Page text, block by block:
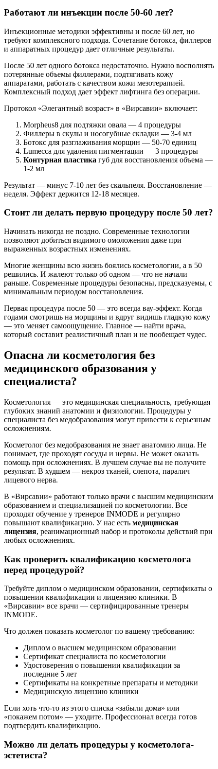
Работают ли инъекции после 50-60 лет?
Инъекционные методики эффективны и после 60 лет, но
требуют комплексного подхода. Сочетание ботокса, филлеров
и аппаратных процедур дает отличные результаты.
После 50 лет одного ботокса недостаточно. Нужно восполнять
потерянные объемы филлерами, подтягивать кожу
аппаратами, работать с качеством кожи мезотерапией.
Комплексный подход дает эффект лифтинга без операции.
Протокол «Элегантный возраст» в «Вирсавии» включает:
Morpheus8 для подтяжки овала — 4 процедуры
Филлеры в скулы и носогубные складки — 3-4 мл
Ботокс для разглаживания морщин — 50-70 единиц
Lumecca для удаления пигментации — 3 процедуры
Контурная пластика губ для восстановления объема —
1-2 мл
Результат — минус 7-10 лет без скальпеля. Восстановление —
неделя. Эффект держится 12-18 месяцев.
Стоит ли делать первую процедуру после 50 лет?
Начинать никогда не поздно. Современные технологии
позволяют добиться видимого омоложения даже при
выраженных возрастных изменениях.
Многие женщины всю жизнь боялись косметологии, а в 50
решились. И жалеют только об одном — что не начали
раньше. Современные процедуры безопасны, предсказуемы, с
минимальным периодом восстановления.
Первая процедура после 50 — это всегда вау-эффект. Когда
годами смотришь на морщины и вдруг видишь гладкую кожу
— это меняет самоощущение. Главное — найти врача,
который составит реалистичный план и не пообещает чудес.
Опасна ли косметология без
медицинского образования у
специалиста?
Косметология — это медицинская специальность, требующая
глубоких знаний анатомии и физиологии. Процедуры у
специалиста без медобразования могут привести к серьезным
осложнениям.
Косметолог без медобразования не знает анатомию лица. Не
понимает, где проходят сосуды и нервы. Не может оказать
помощь при осложнениях. В лучшем случае вы не получите
результат. В худшем — некроз тканей, слепота, паралич
лицевого нерва.
В «Вирсавии» работают только врачи с высшим медицинским
образованием и специализацией по косметологии. Все
проходят обучение у тренеров INMODE и регулярно
повышают квалификацию. У нас есть медицинская
лицензия, реанимационный набор и протоколы действий при
любых осложнениях.
Как проверить квалификацию косметолога
перед процедурой?
Требуйте диплом о медицинском образовании, сертификаты о
повышении квалификации и лицензию клиники. В
«Вирсавии» все врачи — сертифицированные тренеры
INMODE.
Что должен показать косметолог по вашему требованию:
Диплом о высшем медицинском образовании
Сертификат специалиста по косметологии
Удостоверения о повышении квалификации за
последние 5 лет
Сертификаты на конкретные препараты и методики
Медицинскую лицензию клиники
Если хоть что-то из этого списка «забыли дома» или
«покажем потом» — уходите. Профессионал всегда готов
подтвердить квалификацию.
Можно ли делать процедуры у косметолога-
эстетиста?